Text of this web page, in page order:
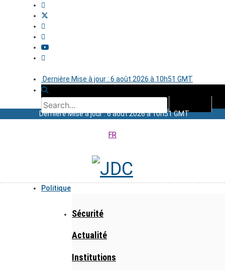
Dernière Mise à jour : 6 août 2026 à 10h51 GMT
Dernière Mise à jour : 6 août 2026 à 10h51 GMT
FR
Politique
Sécurité
Actualité
Institutions